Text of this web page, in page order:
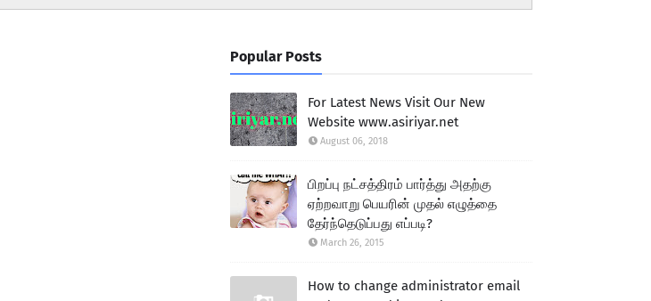
Popular Posts
For Latest News Visit Our New
Website www.asiriyar.net
August 06, 2018
பிறப்பு நட்சத்திரம் பார்த்து அதற்கு
ஏற்றவாறு பெயரின் முதல் எழுத்தை
தேர்ந்தெடுப்பது எப்படி?
March 26, 2015
How to change administrator email